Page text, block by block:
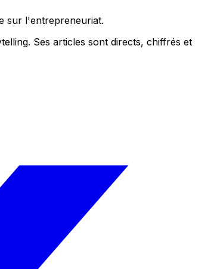
sur l'entrepreneuriat.
Ses articles sont directs, chiffrés et